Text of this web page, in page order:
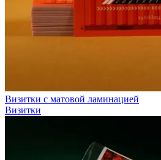
Визитки с матовой ламинацией
Визитки